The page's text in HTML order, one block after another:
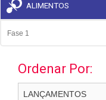
ALIMENTOS
Fase 1
Ordenar Por: